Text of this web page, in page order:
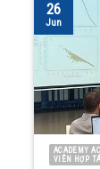
ACADEMY
VIÊN HỢP
26
Jun